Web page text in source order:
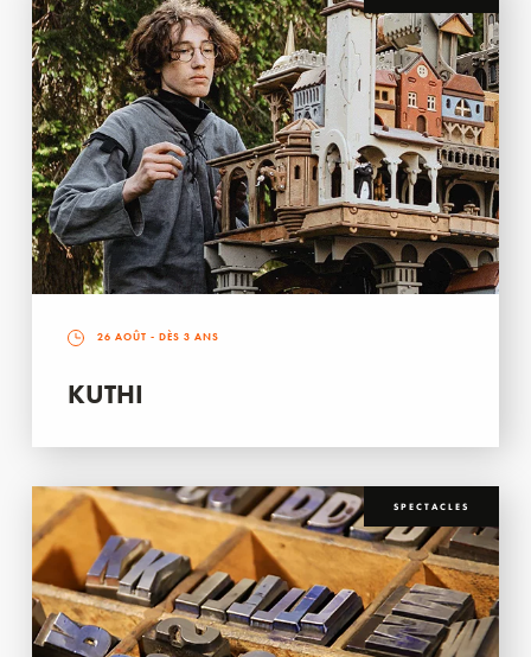
26 AOÛT - DÈS 3 ANS
KUTHI
SPECTACLES